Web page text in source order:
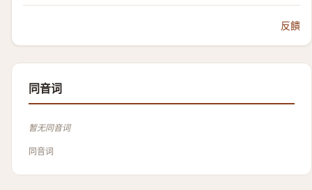
反饋
同音词
暂无同音词
同音词